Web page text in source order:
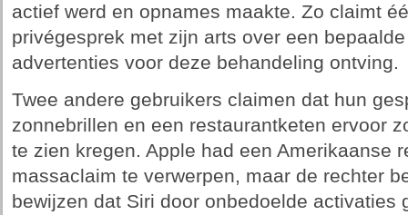
actief werd en opnames maakte. Zo claimt
privégesprek met zijn arts over een
advertenties voor deze behandeling ontving.
Twee andere gebruikers claimen dat hun
zonnebrillen en een restaurantketen ervoor
te zien kregen. Apple had een Amerikaanse
massaclaim te verwerpen, maar de rechter
bewijzen dat Siri door onbedoelde activaties